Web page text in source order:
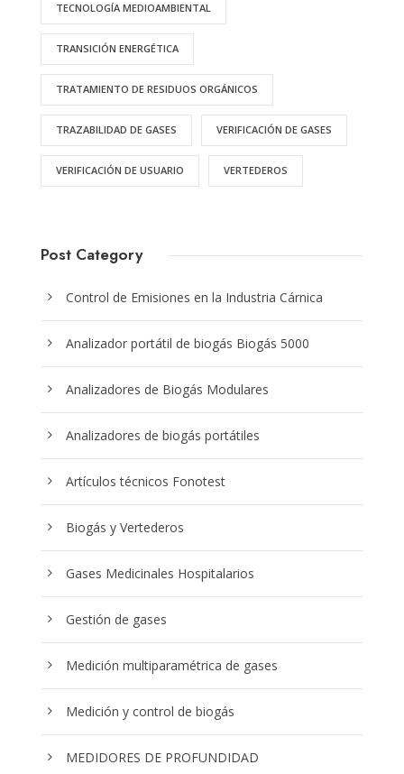
TECNOLOGÍA MEDIOAMBIENTAL
TRANSICIÓN ENERGÉTICA
TRATAMIENTO DE RESIDUOS ORGÁNICOS
TRAZABILIDAD DE GASES VERIFICACIÓN DE GASES
VERIFICACIÓN DE USUARIO VERTEDEROS
Post Category
Control de Emisiones en la Industria Cárnica
Analizador portátil de biogás Biogás 5000
Analizadores de Biogás Modulares
Analizadores de biogás portátiles
Artículos técnicos Fonotest
Biogás y Vertederos
Gases Medicinales Hospitalarios
Gestión de gases
Medición multiparamétrica de gases
Medición y control de biogás
MEDIDORES DE PROFUNDIDAD